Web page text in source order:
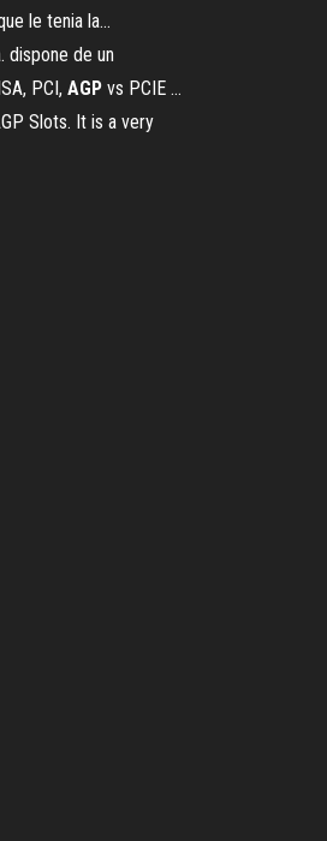
le tenia la...
dispone de un
PCI, AGP vs PCIE …
Slots. It is a very